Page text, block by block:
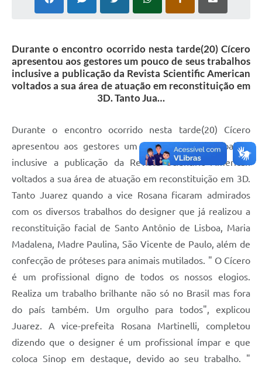
Durante o encontro ocorrido nesta tarde(20) Cícero
apresentou aos gestores um pouco de seus trabalhos
inclusive a publicação da Revista Scientific American
voltados a sua área de atuação em reconstituição em
3D. Tanto Jua…
Durante o encontro ocorrido nesta tarde(20) Cícero
apresentou aos gestores um pouco de seus trabalhos
inclusive a publicação da Revista Scientific American
voltados a sua área de atuação em reconstituição em 3D.
Tanto Juarez quando a vice Rosana ficaram admirados
com os diversos trabalhos do designer que já realizou a
reconstituição facial de Santo Antônio de Lisboa, Maria
Madalena, Madre Paulina, São Vicente de Paulo, além de
confecção de próteses para animais mutilados. " O Cícero
é um profissional digno de todos os nossos elogios.
Realiza um trabalho brilhante não só no Brasil mas fora
do país também. Um orgulho para todos", explicou
Juarez. A vice-prefeita Rosana Martinelli, completou
dizendo que o designer é um profissional ímpar e que
coloca Sinop em destaque, devido ao seu trabalho. "